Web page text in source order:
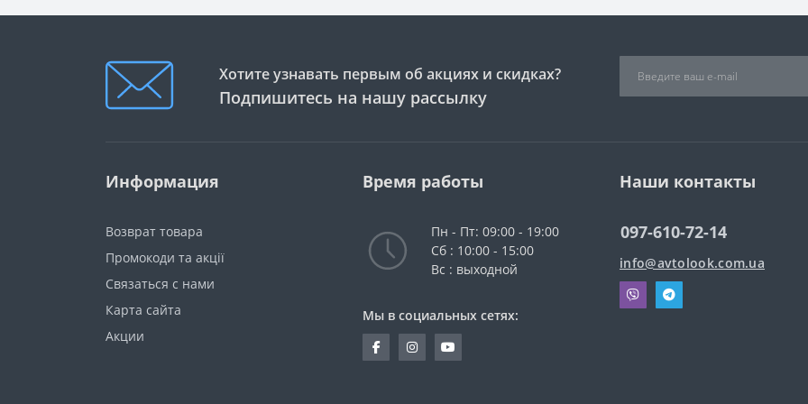
Хотите узнавать первым об акциях и скидках?
Подпишитесь на нашу рассылку
Информация
Возврат товара
Промокоди та акції
Связаться с нами
Карта сайта
Акции
Время работы
Пн - Пт: 09:00 - 19:00
Сб : 10:00 - 15:00
Вс : выходной
Мы в социальных сетях:
Наши контакты
097-610-72-14
info@avtolook.com.ua